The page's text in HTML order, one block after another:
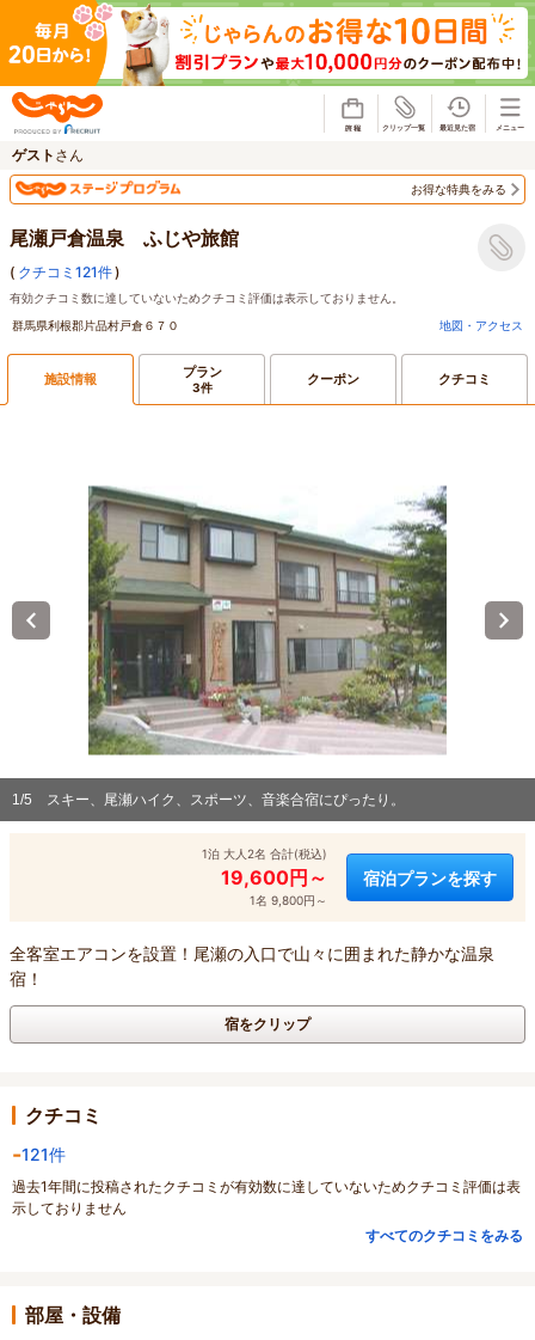
ゲスト さん
お得な特典をみる
尾瀬戸倉温泉 ふじや旅館
( クチコミ121件)
有効クチコミ数に達していないためクチコミ評価は表示しておりません。
群馬県利根郡片品村戸倉６７０
地図・アクセス
施設情報 プラン
3件 クーポン クチコミ
1/5 スキー、尾瀬ハイク、スポーツ、音楽合宿にぴったり。
1泊 大人2名 合計(税込)
19,600円～
1名 9,800円～
宿泊プランを探す
全客室エアコンを設置！尾瀬の入口で山々に囲まれた静かな温泉
宿！
宿をクリップ
クチコミ
-121件
過去1年間に投稿されたクチコミが有効数に達していないためクチコミ評価は表
示しておりません
すべてのクチコミをみる
部屋・設備